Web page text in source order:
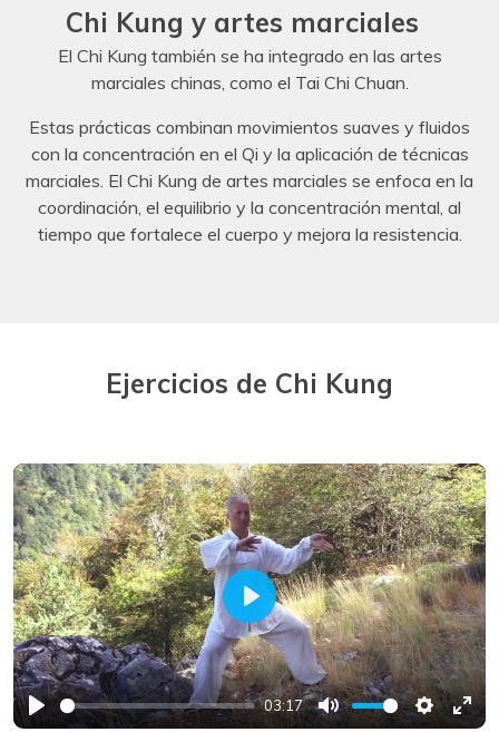
Chi Kung y artes marciales
El Chi Kung también se ha integrado en las artes
marciales chinas, como el Tai Chi Chuan.
Estas prácticas combinan movimientos suaves y fluidos
con la concentración en el Qi y la aplicación de técnicas
marciales. El Chi Kung de artes marciales se enfoca en la
coordinación, el equilibrio y la concentración mental, al
tiempo que fortalece el cuerpo y mejora la resistencia.
Ejercicios de Chi Kung
03:17
Play